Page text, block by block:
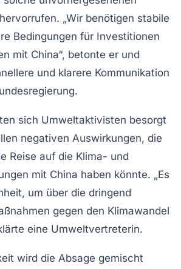
„Wir benötigen stabile
Bedingungen für Investitionen
mit China“, betonte er und
und klarere Kommunikation
sich Umweltaktivisten besorgt
negativen Auswirkungen, die
Reise auf die Klima- und
mit China haben könnte. „Es
um über die dringend
gegen den Klimawandel
eine Umweltvertreterin.
wird die Absage gemischt